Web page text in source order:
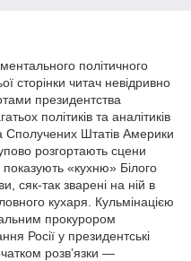
політичного
сторінки читач невідривно
президентства
політиків та аналітиків
Сполучених Штатів Америки
розгортають сцени
показують «кухню» Білого
сяк-так зварені на ній в
кухаря. Кульмінацією
прокурором
Росії у президентські
розв’язки —